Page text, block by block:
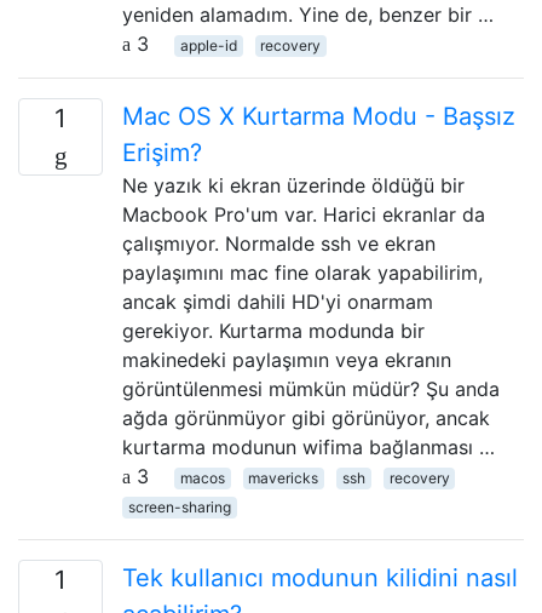
yeniden alamadım. Yine de, benzer bir …
3
apple-id recovery
1
Mac OS X Kurtarma Modu - Başsız
Erişim?
Ne yazık ki ekran üzerinde öldüğü bir
Macbook Pro'um var. Harici ekranlar da
çalışmıyor. Normalde ssh ve ekran
paylaşımını mac fine olarak yapabilirim,
ancak şimdi dahili HD'yi onarmam
gerekiyor. Kurtarma modunda bir
makinedeki paylaşımın veya ekranın
görüntülenmesi mümkün müdür? Şu anda
ağda görünmüyor gibi görünüyor, ancak
kurtarma modunun wifima bağlanması …
3
macos mavericks ssh
recovery
screen-sharing
1
Tek kullanıcı modunun kilidini nasıl